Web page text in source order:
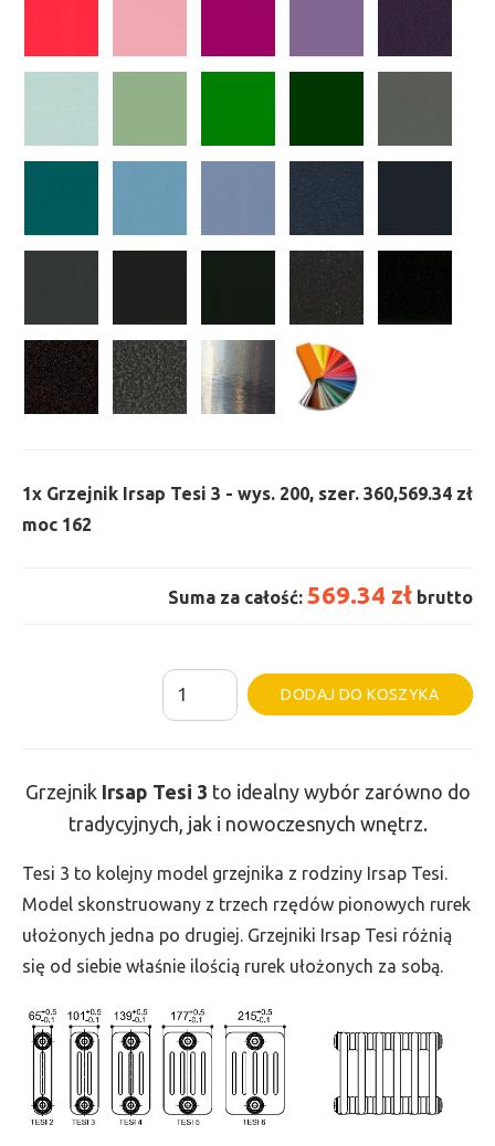
1x Grzejnik Irsap Tesi 3 - wys. 200, szer. 360,
moc 162
569.34 zł
Suma za całość: 569.34 zł brutto
ilość
Grzejnik
-
wys.
200,
szer.
360,
162
DODAJ DO KOSZYKA
Grzejnik Irsap Tesi 3 to idealny wybór zarówno do
tradycyjnych, jak i nowoczesnych wnętrz.
Tesi 3 to kolejny model grzejnika z rodziny Irsap Tesi.
Model skonstruowany z trzech rzędów pionowych rurek
ułożonych jedna po drugiej. Grzejniki Irsap Tesi różnią
się od siebie właśnie ilością rurek ułożonych za sobą.